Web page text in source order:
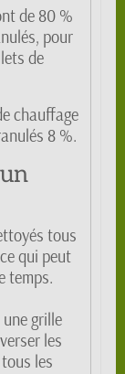
de 80 %
pour
de
chauffage
8 %.
tous
qui peut
temps.
grille
les
les